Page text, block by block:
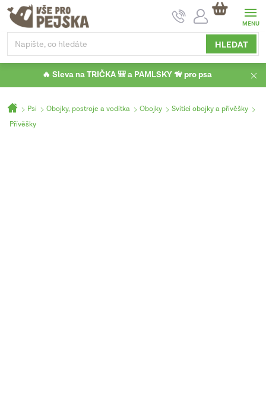
Přejít
obsah
HLEDAT
NÁKUPNÍ
KOŠÍK
🔥 Sleva na TRIČKA 🎒 a PAMLSKY 🦮 pro psa
Domů
Psi Obojky, postroje a vodítka Obojky
Svítící obojky a přívěšky
Přívěšky